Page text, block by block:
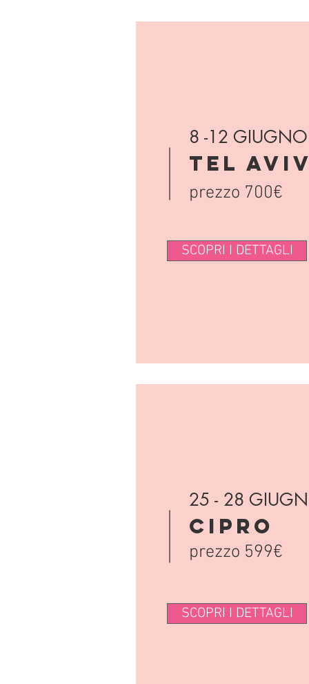
8 -12 GIUGNO
TEL
prezzo 700€
SCOPRI I DETTAGLI
25 - 28
CIPRO
prezzo 599€
SCOPRI I DETTAGLI